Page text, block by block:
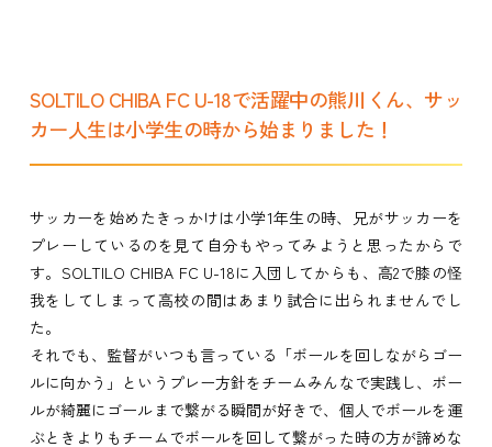
SOLTILO CHIBA FC U-18で活躍中の熊川くん、サッ
カー人生は小学生の時から始まりました！
サッカーを始めたきっかけは小学1年生の時、兄がサッカーを
プレーしているのを見て自分もやってみようと思ったからで
す。SOLTILO CHIBA FC U-18に入団してからも、高2で膝の怪
我をしてしまって高校の間はあまり試合に出られませんでし
た。
それでも、監督がいつも言っている「ボールを回しながらゴー
ルに向かう」というプレー方針をチームみんなで実践し、ボー
ルが綺麗にゴールまで繋がる瞬間が好きで、個人でボールを運
ぶときよりもチームでボールを回して繋がった時の方が諦めな